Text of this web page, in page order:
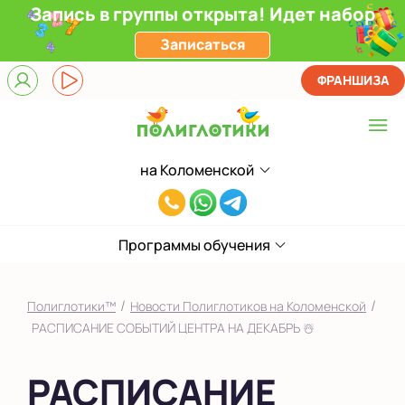
Запись в группы открыта! Идет набор
Записаться
на Коломенской
Выберите центр
Верхние Лихоборы
ЖК Прокшино
Фили
в Южном Бутово
8(929)520-
80
ФРАНШИЗА
Программы обучения
Полиглотики™ / Новости Полиглотиков на Коломенской /
РАСПИСАНИЕ СОБЫТИЙ ЦЕНТРА НА ДЕКАБРЬ ☃️
РАСПИСАНИЕ